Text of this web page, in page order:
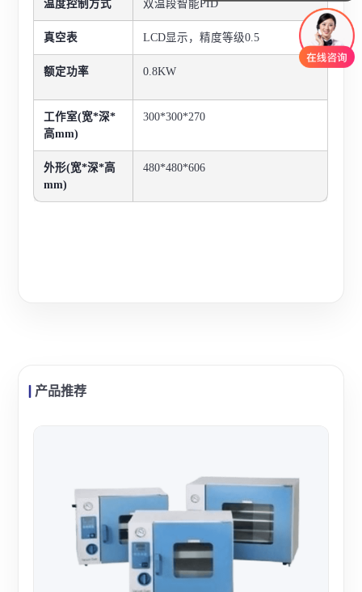
温度控制方式 双温段智能PID
真空表 LCD显示，精度等级0.5
额定功率 0.8KW
工作室(宽*深*
高mm)
300*300*270
外形(宽*深*高
mm)
480*480*606
产品推荐